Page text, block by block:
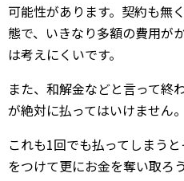
可能性があります。契約も無
態で、いきなり多額の費用が
は考えにくいです。
また、和解金などと言って終
が絶対に払ってはいけません。
これも1回でも払ってしまう
をつけて更にお金を奪い取ろ